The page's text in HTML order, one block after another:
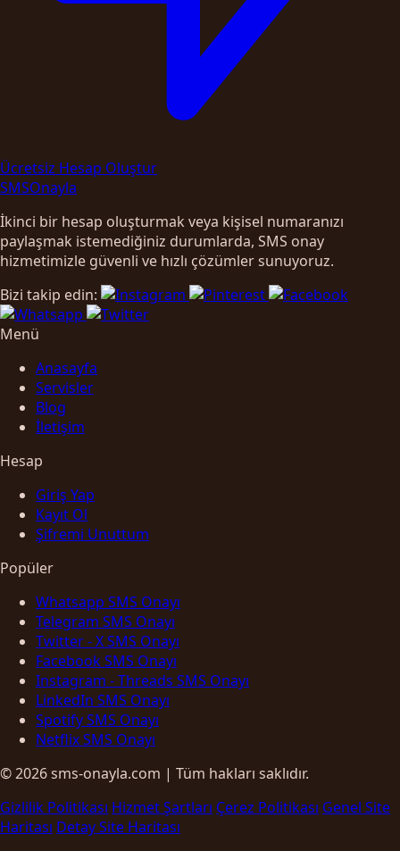
Ücretsiz Hesap Oluştur
SMSOnayla
İkinci bir hesap oluşturmak veya kişisel numaranızı
paylaşmak istemediğiniz durumlarda, SMS onay
hizmetimizle güvenli ve hızlı çözümler sunuyoruz.
Bizi takip edin:
Menü
Anasayfa
Servisler
Blog
İletişim
Hesap
Giriş Yap
Kayıt Ol
Şifremi Unuttum
Popüler
Whatsapp SMS Onayı
Telegram SMS Onayı
Twitter - X SMS Onayı
Facebook SMS Onayı
Instagram - Threads SMS Onayı
LinkedIn SMS Onayı
Spotify SMS Onayı
Netflix SMS Onayı
© 2026 sms-onayla.com | Tüm hakları saklıdır.
Gizlilik Politikası Hizmet Şartları Çerez Politikası Genel Site
Haritası Detay Site Haritası